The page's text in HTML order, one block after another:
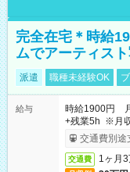
完全在宅＊時給
ムでアーティス
派遣 職種未経験OK
給与
時給1900円
+残業5h ※月
取りサービス
交通費別途
交通費 1ヶ月